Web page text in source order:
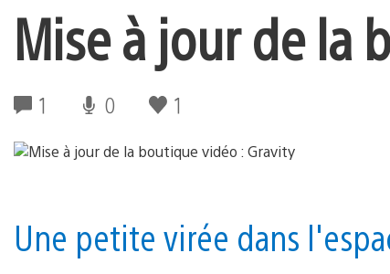
Mise à jour de la
1 0 1
Une petite virée dans